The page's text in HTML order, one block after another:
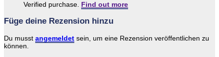
Verified purchase. Find out more
Füge deine Rezension hinzu
Du musst angemeldet sein, um eine Rezension veröffentlichen zu
können.